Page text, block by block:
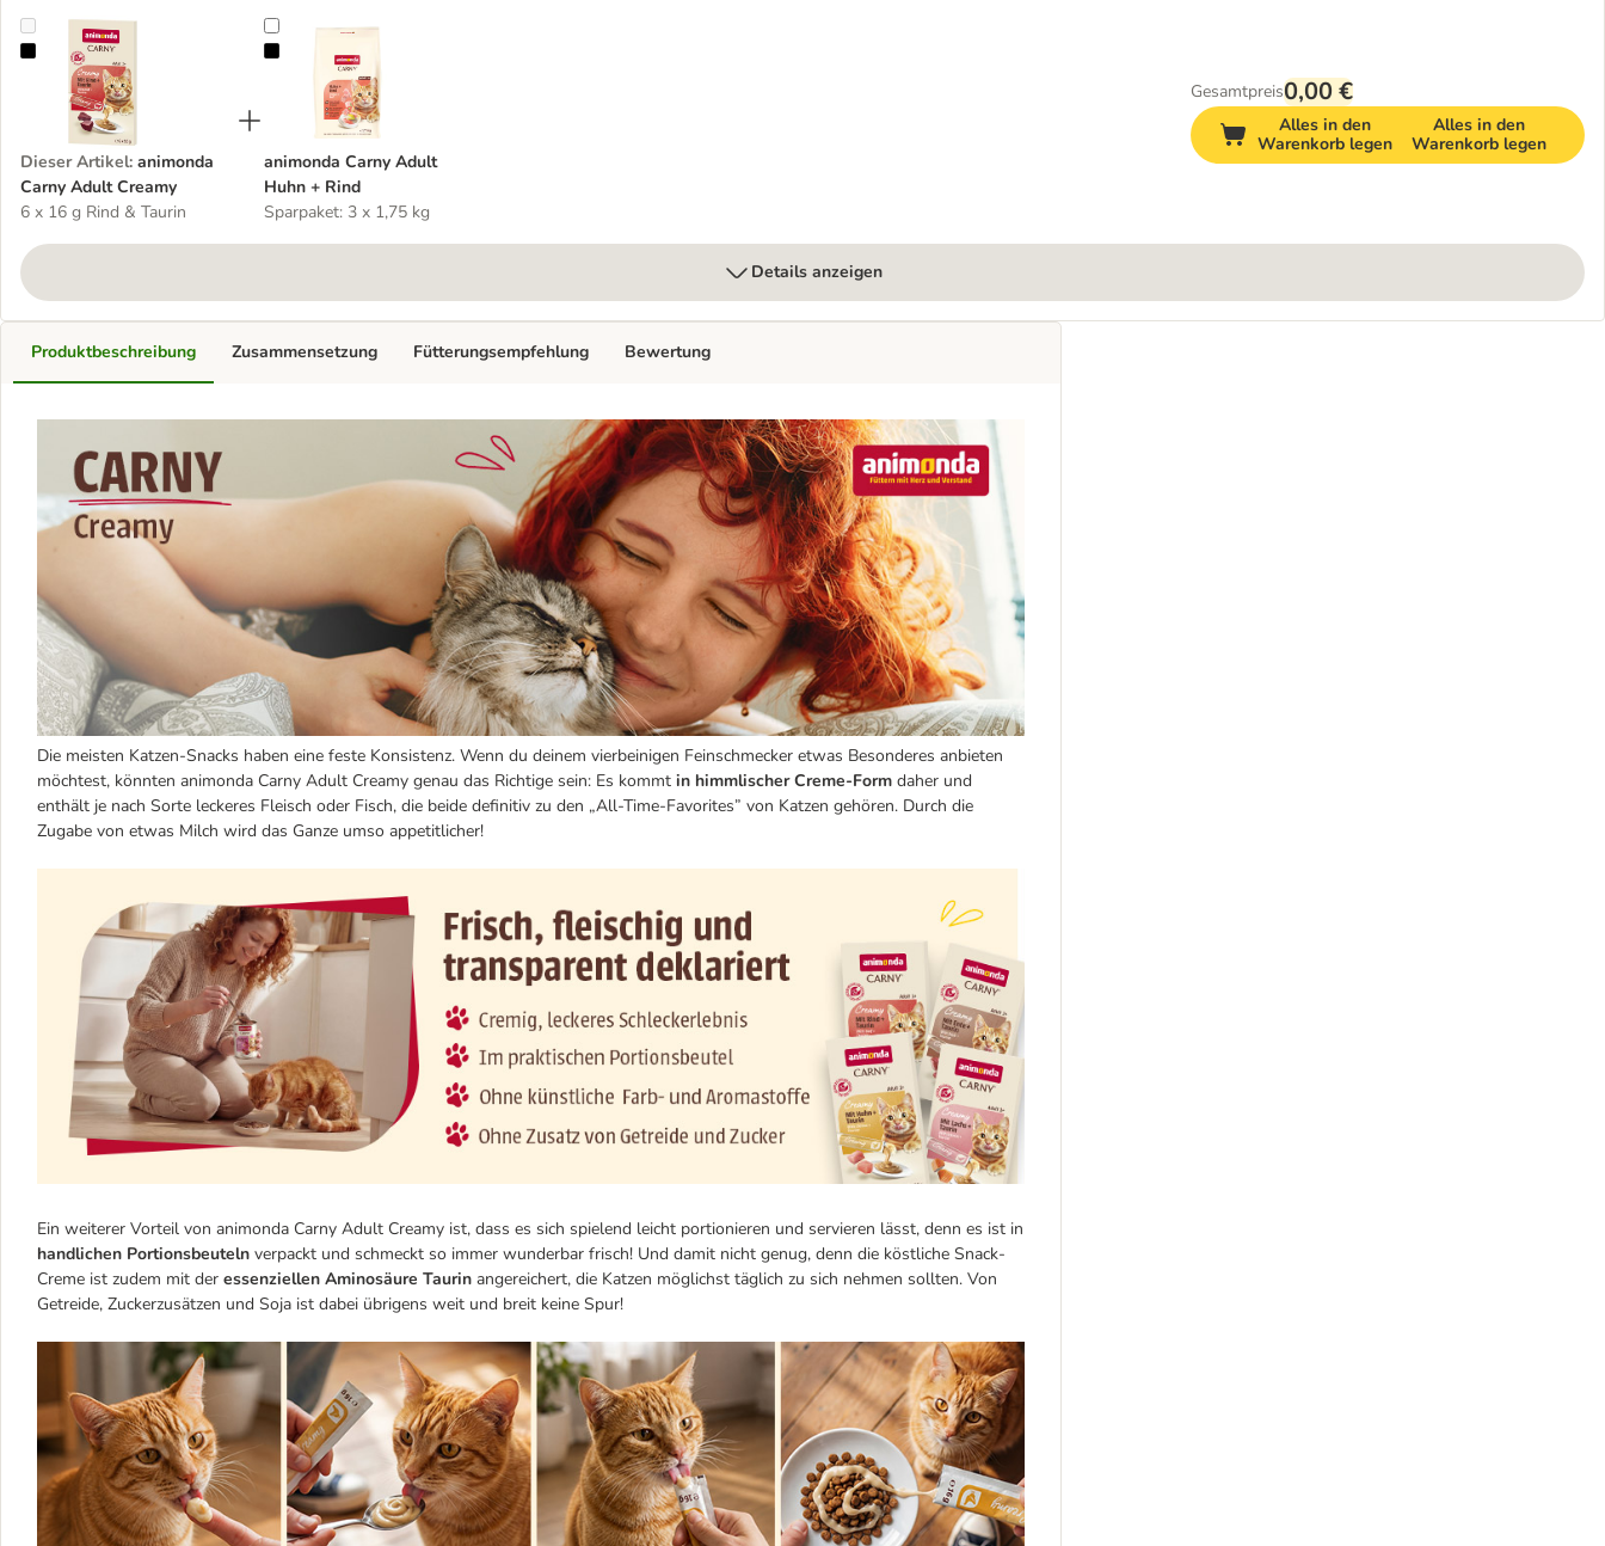
animonda Carny Adult Creamy
Dieser Artikel: animonda
Carny Adult Creamy
6 x 16 g Rind & Taurin
animonda Carny Adult Huhn + Rind
animonda Carny Adult
Huhn + Rind
Sparpaket: 3 x 1,75 kg
Gesamtpreis0,00 €
Alles in den
Warenkorb legen
Alles in den
Warenkorb legen
Details anzeigen
Produktbeschreibung
Die meisten Katzen-Snacks haben eine feste Konsistenz. Wenn du deinem vierbeinigen Feinschmecker etwas Besonderes anbieten
möchtest, könnten animonda Carny Adult Creamy genau das Richtige sein: Es kommt in himmlischer Creme-Form daher und
enthält je nach Sorte leckeres Fleisch oder Fisch, die beide definitiv zu den „All-Time-Favorites” von Katzen gehören. Durch die
Zugabe von etwas Milch wird das Ganze umso appetitlicher!
Ein weiterer Vorteil von animonda Carny Adult Creamy ist, dass es sich spielend leicht portionieren und servieren lässt, denn es ist in
handlichen Portionsbeuteln verpackt und schmeckt so immer wunderbar frisch! Und damit nicht genug, denn die köstliche Snack-
Creme ist zudem mit der essenziellen Aminosäure Taurin angereichert, die Katzen möglichst täglich zu sich nehmen sollten. Von
Getreide, Zuckerzusätzen und Soja ist dabei übrigens weit und breit keine Spur!
Zusammensetzung Fütterungsempfehlung Bewertung